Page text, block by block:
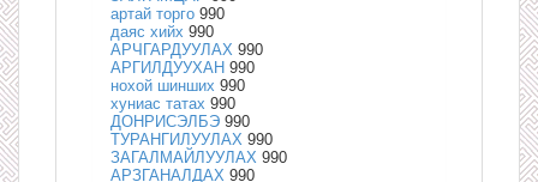
артай торго 990
даяс хийх 990
АРЧГАРДУУЛАХ 990
АРГИЛДУУХАН 990
нохой шинших 990
хуниас татах 990
ДОНРИСЭЛБЭ 990
ТУРАНГИЛУУЛАХ 990
ЗАГАЛМАЙЛУУЛАХ 990
АРЗГАНАЛДАХ 990